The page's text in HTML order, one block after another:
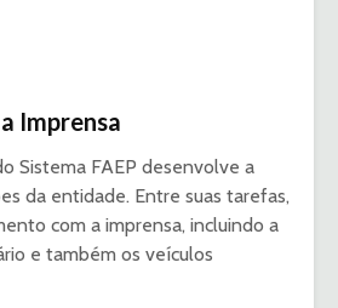
Imprensa
Sistema FAEP desenvolve a
da entidade. Entre suas tarefas,
com a imprensa, incluindo a
e também os veículos